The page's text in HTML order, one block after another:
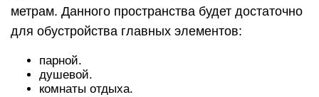
метрам. Данного пространства будет достаточно
для обустройства главных элементов:
парной.
душевой.
комнаты отдыха.